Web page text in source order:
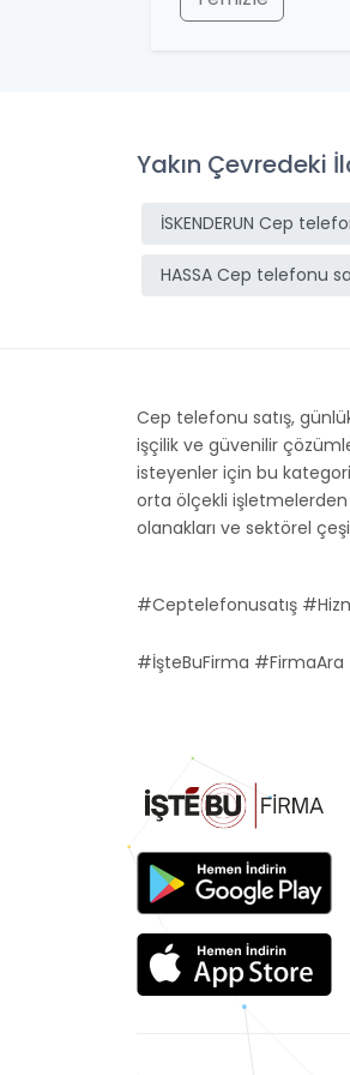
Yakın Çevredeki
İSKENDERUN Cep
HASSA Cep telefonu
Cep telefonu satış,
işçilik ve güvenilir
isteyenler için bu
orta ölçekli işletmelerden
olanakları ve sektörel
#Ceptelefonusatış
#İşteBuFirma